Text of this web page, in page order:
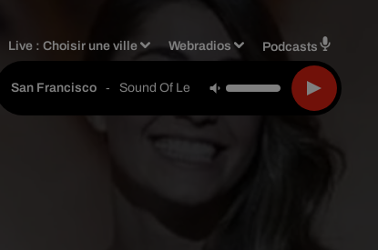
Live :Choisir une ville Webradios Podcasts
San Francisco - Sound Of Legend